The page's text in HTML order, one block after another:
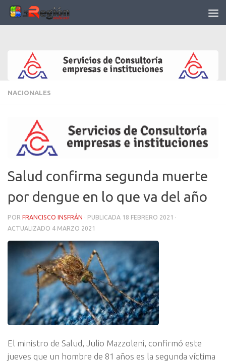
Saltar al contenido
NACIONALES
Salud confirma segunda muerte
por dengue en lo que va del año
POR FRANCISCO INSFRÁN · PUBLICADA 18 FEBRERO 2021 ·
ACTUALIZADO 4 MARZO 2021
El ministro de Salud, Julio Mazzoleni, confirmó este
jueves que un hombre de 81 años es la segunda víctima